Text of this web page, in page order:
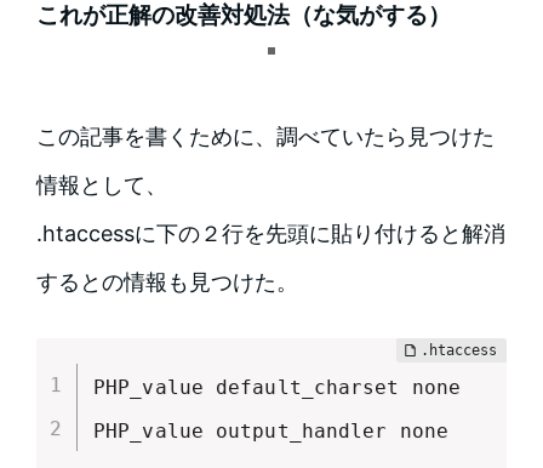
これが正解の改善対処法（な気がする）
この記事を書くために、調べていたら見つけた
情報として、
.htaccessに下の２行を先頭に貼り付けると解消
するとの情報も見つけた。
PHP_value default_charset none
PHP_value output_handler none